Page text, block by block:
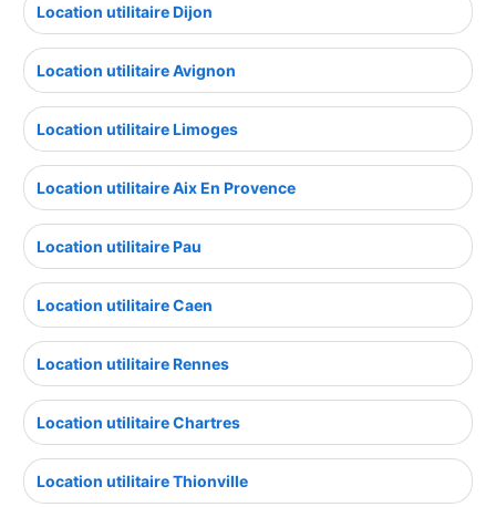
Location utilitaire Dijon
Location utilitaire Avignon
Location utilitaire Limoges
Location utilitaire Aix En Provence
Location utilitaire Pau
Location utilitaire Caen
Location utilitaire Rennes
Location utilitaire Chartres
Location utilitaire Thionville